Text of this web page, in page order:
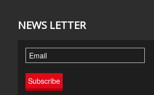
NEWS LETTER